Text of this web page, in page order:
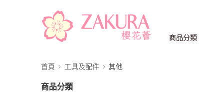
商品分類
首頁 工具及配件 其他
商品分類